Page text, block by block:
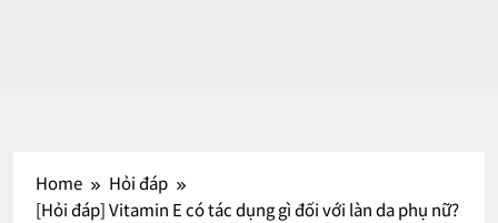
Home
Hỏi đáp
[Hỏi đáp] Vitamin E có tác dụng gì đối với làn da phụ nữ?